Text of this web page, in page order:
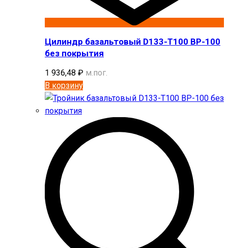
Цилиндр базальтовый D133-T100 BP-100
без покрытия
1 936,48 ₽ м.пог.
В корзину